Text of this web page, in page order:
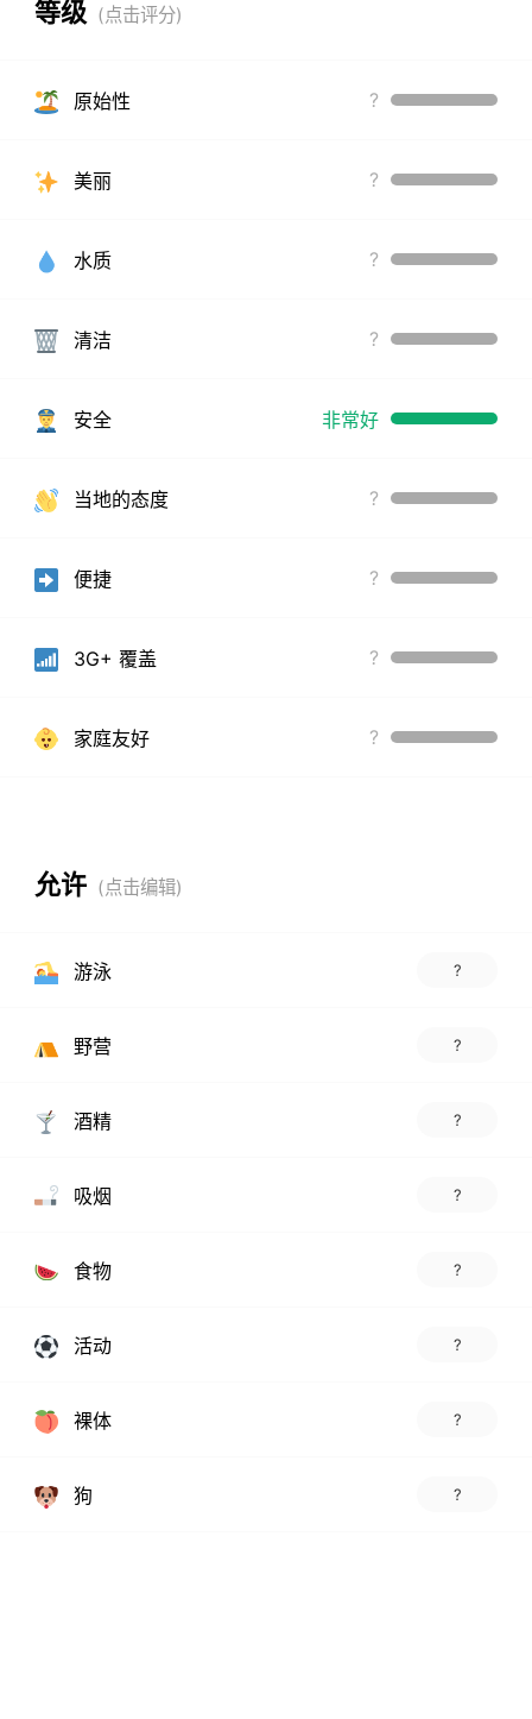
等级
原始性 ?
美丽 ?
水质 ?
清洁 ?
安全 非常好
当地的态度 ?
便捷 ?
3G+ 覆盖 ?
家庭友好 ?
允许
游泳 ?
野营 ?
酒精 ?
吸烟 ?
食物 ?
活动 ?
裸体 ?
狗 ?